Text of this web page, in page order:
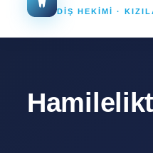
DİŞ HEKİMİ ·